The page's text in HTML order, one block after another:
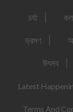
চর্যা
ভ্রমণ
উৎসব
Latest
Terms And